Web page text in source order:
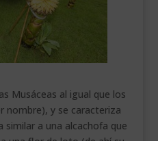
Musáceas al igual que los
nombre), y se caracteriza
a una alcachofa que